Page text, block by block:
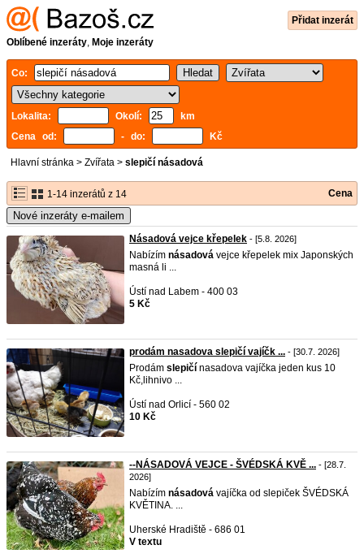
Přidat inzerát
Oblíbené inzeráty, Moje inzeráty
Co:
Lokalita: Okolí:
km
Cena od:
- do: Kč
Hlavní stránka > Zvířata > slepičí násadová
1-14 inzerátů z 14 Cena
Nové inzeráty e-mailem
Násadová vejce křepelek - [5.8. 2026]
Nabízím násadová vejce křepelek mix Japonských
masná li ...
Ústí nad Labem - 400 03
5 Kč
prodám nasadova slepičí vajíčk ... - [30.7. 2026]
Prodám slepičí nasadova vajíčka jeden kus 10
Kč,lihnivo ...
Ústí nad Orlicí - 560 02
10 Kč
--NÁSADOVÁ VEJCE - ŠVÉDSKÁ KVĚ ... - [28.7.
2026]
Nabízím násadová vajíčka od slepiček ŠVÉDSKÁ
KVĚTINA. ...
Uherské Hradiště - 686 01
V textu